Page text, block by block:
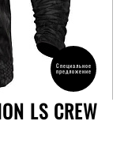
Специальное
предложение
LS CREW